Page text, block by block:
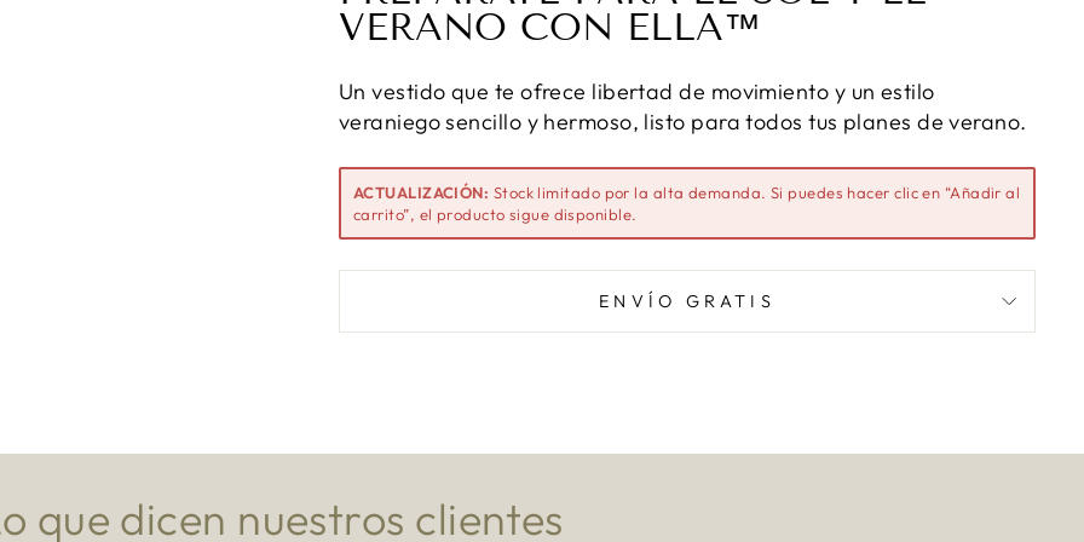
VERANO CON ELLA™
Un vestido que te ofrece libertad de movimiento y un estilo
veraniego sencillo y hermoso, listo para todos tus planes de verano.
ACTUALIZACIÓN: Stock limitado por la alta demanda. Si puedes hacer clic en “Añadir al
carrito”, el producto sigue disponible.
ENVÍO GRATIS
que dicen nuestros clientes